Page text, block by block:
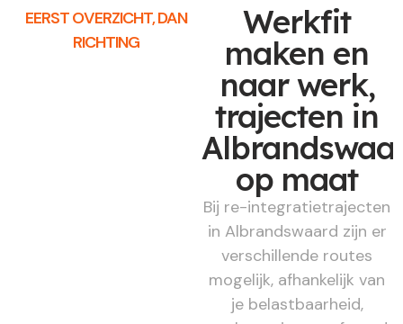
EERST OVERZICHT, DAN
RICHTING
Werkfit
maken en
naar werk,
trajecten in
op maat
Bij re-integratietrajecten
in Albrandswaard zijn er
verschillende routes
mogelijk, afhankelijk van
je belastbaarheid,